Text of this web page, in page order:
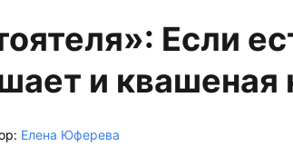
Если
и квашеная
Елена Юферева